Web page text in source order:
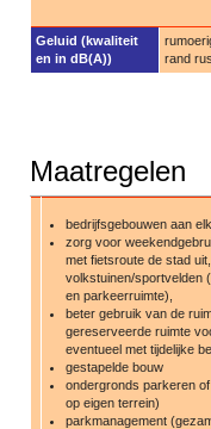
Geluid (kwaliteit
en in dB(A))
rand
Maatregelen
bedrijfsgebouwen aan
zorg voor
met fietsroute de stad
volkstuinen/sportvelden
en parkeerruimte),
beter gebruik van de
gereserveerde ruimte
eventueel met tijdelijke
gestapelde bouw
ondergronds parkeren
op eigen terrein)
parkmanagement